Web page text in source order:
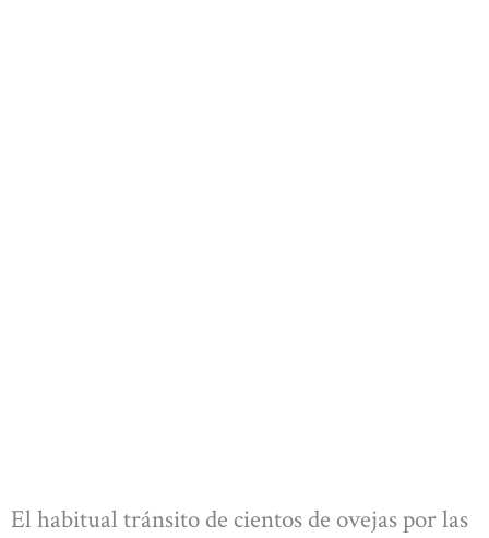
El habitual tránsito de cientos de ovejas por las